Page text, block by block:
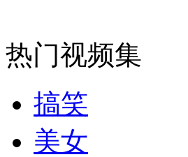
消防员救轻生者 花炮节热闹非凡
纽约上演“枕头大战”
热门视频集
搞笑
美女